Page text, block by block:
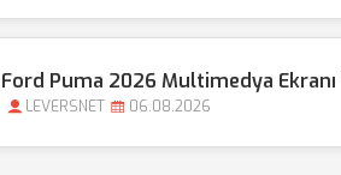
Ford Puma 2026 Multimedya Ekranı
LEVERSNET 06.08.2026